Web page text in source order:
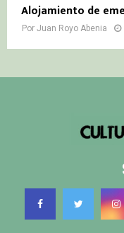
Alojamiento de
Por Juan Royo Abenia